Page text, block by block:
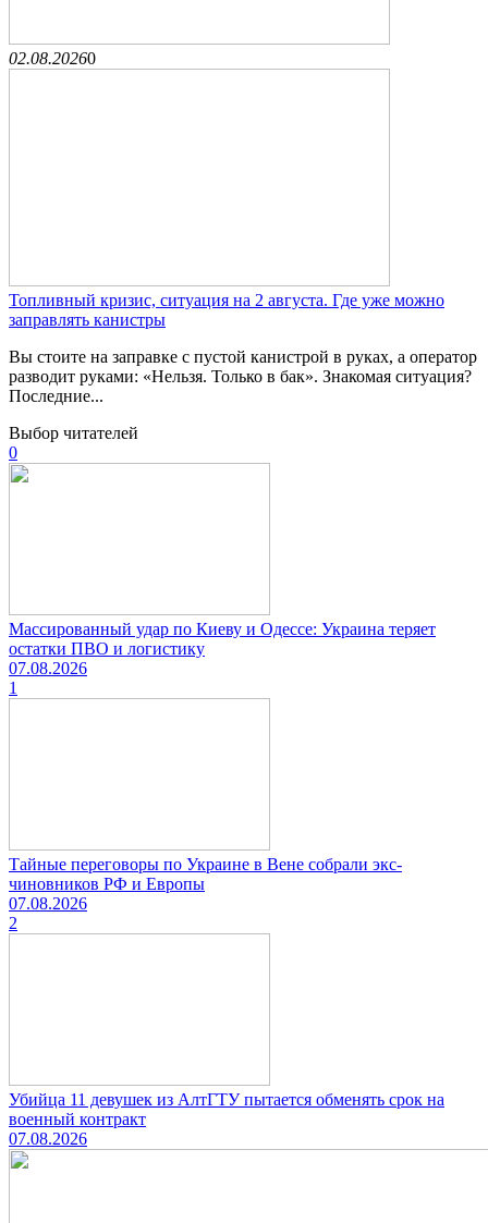
02.08.20260
Топливный кризис, ситуация на 2 августа. Где уже можно
заправлять канистры
Вы стоите на заправке с пустой канистрой в руках, а оператор
разводит руками: «Нельзя. Только в бак». Знакомая ситуация?
Последние...
Выбор читателей
0
Массированный удар по Киеву и Одессе: Украина теряет
остатки ПВО и логистику
07.08.2026
1
Тайные переговоры по Украине в Вене собрали экс-
чиновников РФ и Европы
07.08.2026
2
Убийца 11 девушек из АлтГТУ пытается обменять срок на
военный контракт
07.08.2026